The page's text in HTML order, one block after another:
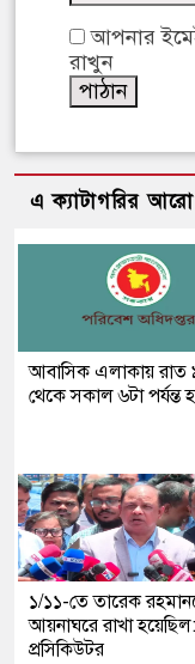
আপনার
রাখুন
এ ক্যাটাগরির
আবাসিক এলাকায় রাত
থেকে সকাল ৬টা পর্যন্ত
১/১১-তে তারেক
আয়নাঘরে রাখা
প্রসিকিউটর